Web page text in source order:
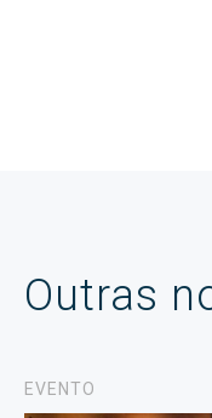
Outras
EVENTO